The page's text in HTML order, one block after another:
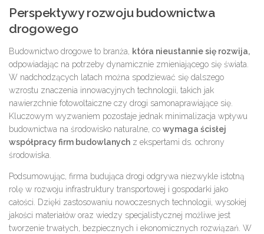
Perspektywy rozwoju budownictwa
drogowego
Budownictwo drogowe to branża, która nieustannie się rozwija,
odpowiadając na potrzeby dynamicznie zmieniającego się świata.
W nadchodzących latach można spodziewać się dalszego
wzrostu znaczenia innowacyjnych technologii, takich jak
nawierzchnie fotowoltaiczne czy drogi samonaprawiające się.
Kluczowym wyzwaniem pozostaje jednak minimalizacja wpływu
budownictwa na środowisko naturalne, co wymaga ścisłej
współpracy firm budowlanych z ekspertami ds. ochrony
środowiska.
Podsumowując, firma budująca drogi odgrywa niezwykle istotną
rolę w rozwoju infrastruktury transportowej i gospodarki jako
całości. Dzięki zastosowaniu nowoczesnych technologii, wysokiej
jakości materiałów oraz wiedzy specjalistycznej możliwe jest
tworzenie trwałych, bezpiecznych i ekonomicznych rozwiązań. W